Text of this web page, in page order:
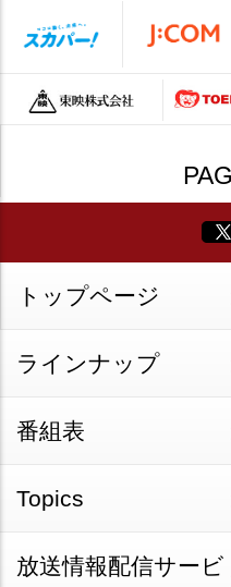
トップページ
ラインナップ
番組表
Topics
放送情報配信サービ